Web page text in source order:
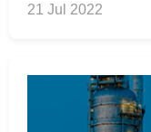
21 Jul 2022